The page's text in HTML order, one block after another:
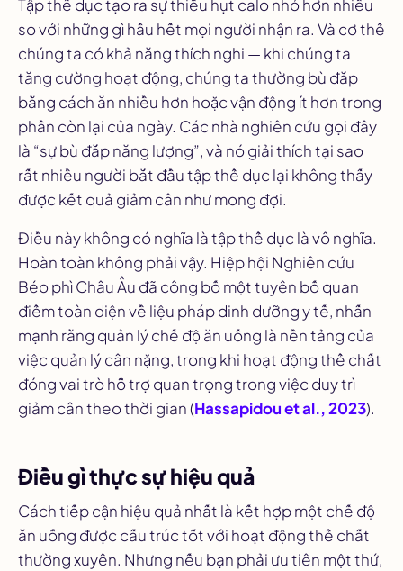
Tập thể dục tạo ra sự thiếu hụt calo nhỏ hơn nhiều
so với những gì hầu hết mọi người nhận ra. Và cơ thể
chúng ta có khả năng thích nghi — khi chúng ta
tăng cường hoạt động, chúng ta thường bù đắp
bằng cách ăn nhiều hơn hoặc vận động ít hơn trong
phần còn lại của ngày. Các nhà nghiên cứu gọi đây
là “sự bù đắp năng lượng”, và nó giải thích tại sao
rất nhiều người bắt đầu tập thể dục lại không thấy
được kết quả giảm cân như mong đợi.
Điều này không có nghĩa là tập thể dục là vô nghĩa.
Hoàn toàn không phải vậy. Hiệp hội Nghiên cứu
Béo phì Châu Âu đã công bố một tuyên bố quan
điểm toàn diện về liệu pháp dinh dưỡng y tế, nhấn
mạnh rằng quản lý chế độ ăn uống là nền tảng của
việc quản lý cân nặng, trong khi hoạt động thể chất
đóng vai trò hỗ trợ quan trọng trong việc duy trì
giảm cân theo thời gian (Hassapidou et al., 2023).
Điều gì thực sự hiệu quả
Cách tiếp cận hiệu quả nhất là kết hợp một chế độ
ăn uống được cấu trúc tốt với hoạt động thể chất
thường xuyên. Nhưng nếu bạn phải ưu tiên một thứ,